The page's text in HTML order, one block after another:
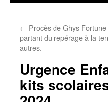
← Procès de Ghys
partant du repérage à la
autres.
Urgence
kits